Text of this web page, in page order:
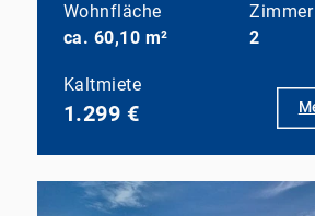
Wohnfläche
ca. 60,10 m²
Zimmer
2
Kaltmiete
1.299 €